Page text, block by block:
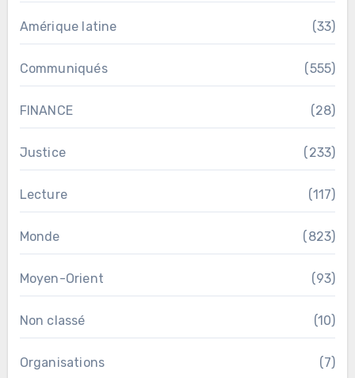
Amérique latine (33)
Communiqués (555)
FINANCE (28)
Justice (233)
Lecture (117)
Monde (823)
Moyen-Orient (93)
Non classé (10)
Organisations (7)